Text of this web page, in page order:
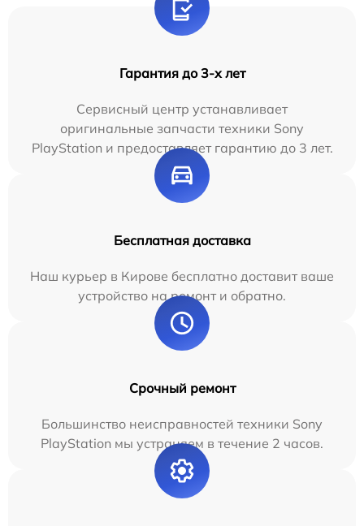
Гарантия до 3-х лет
Сервисный центр устанавливает
оригинальные запчасти техники Sony
PlayStation и предоставляет гарантию до 3 лет.
Бесплатная доставка
Наш курьер в Кирове бесплатно доставит ваше
устройство на ремонт и обратно.
Срочный ремонт
Большинство неисправностей техники Sony
PlayStation мы устраняем в течение 2 часов.